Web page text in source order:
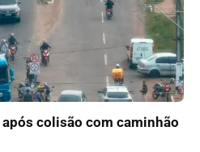
colisão com caminhão